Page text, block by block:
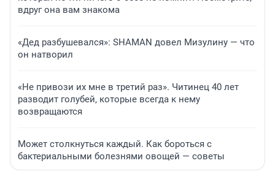
вдруг она вам знакома
«Дед разбушевался»: SHAMAN довел Мизулину — что
он натворил
«Не привози их мне в третий раз». Читинец 40 лет
разводит голубей, которые всегда к нему
возвращаются
Может столкнуться каждый. Как бороться с
бактериальными болезнями овощей — советы